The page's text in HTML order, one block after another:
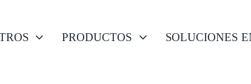
PRODUCTOS SOLUCIONES